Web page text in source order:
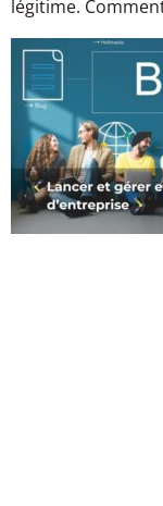
légitime.